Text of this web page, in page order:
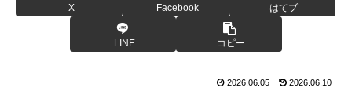
X Facebook はてブ
LINE コピー
2026.06.05 2026.06.10